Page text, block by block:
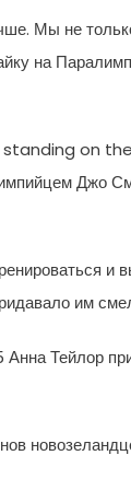
Мы не
на
on
Джо
им
Тейлор